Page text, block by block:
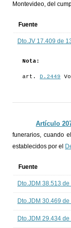
Montevideo, del
Fuente
Dto.JV 17.409 de
Nota:
art. D.2449
Artículo 207
funerarios, cuando
establecidos por el
Fuente
Dto.JDM 38.513
Dto.JDM 30.469
Dto.JDM 29.434